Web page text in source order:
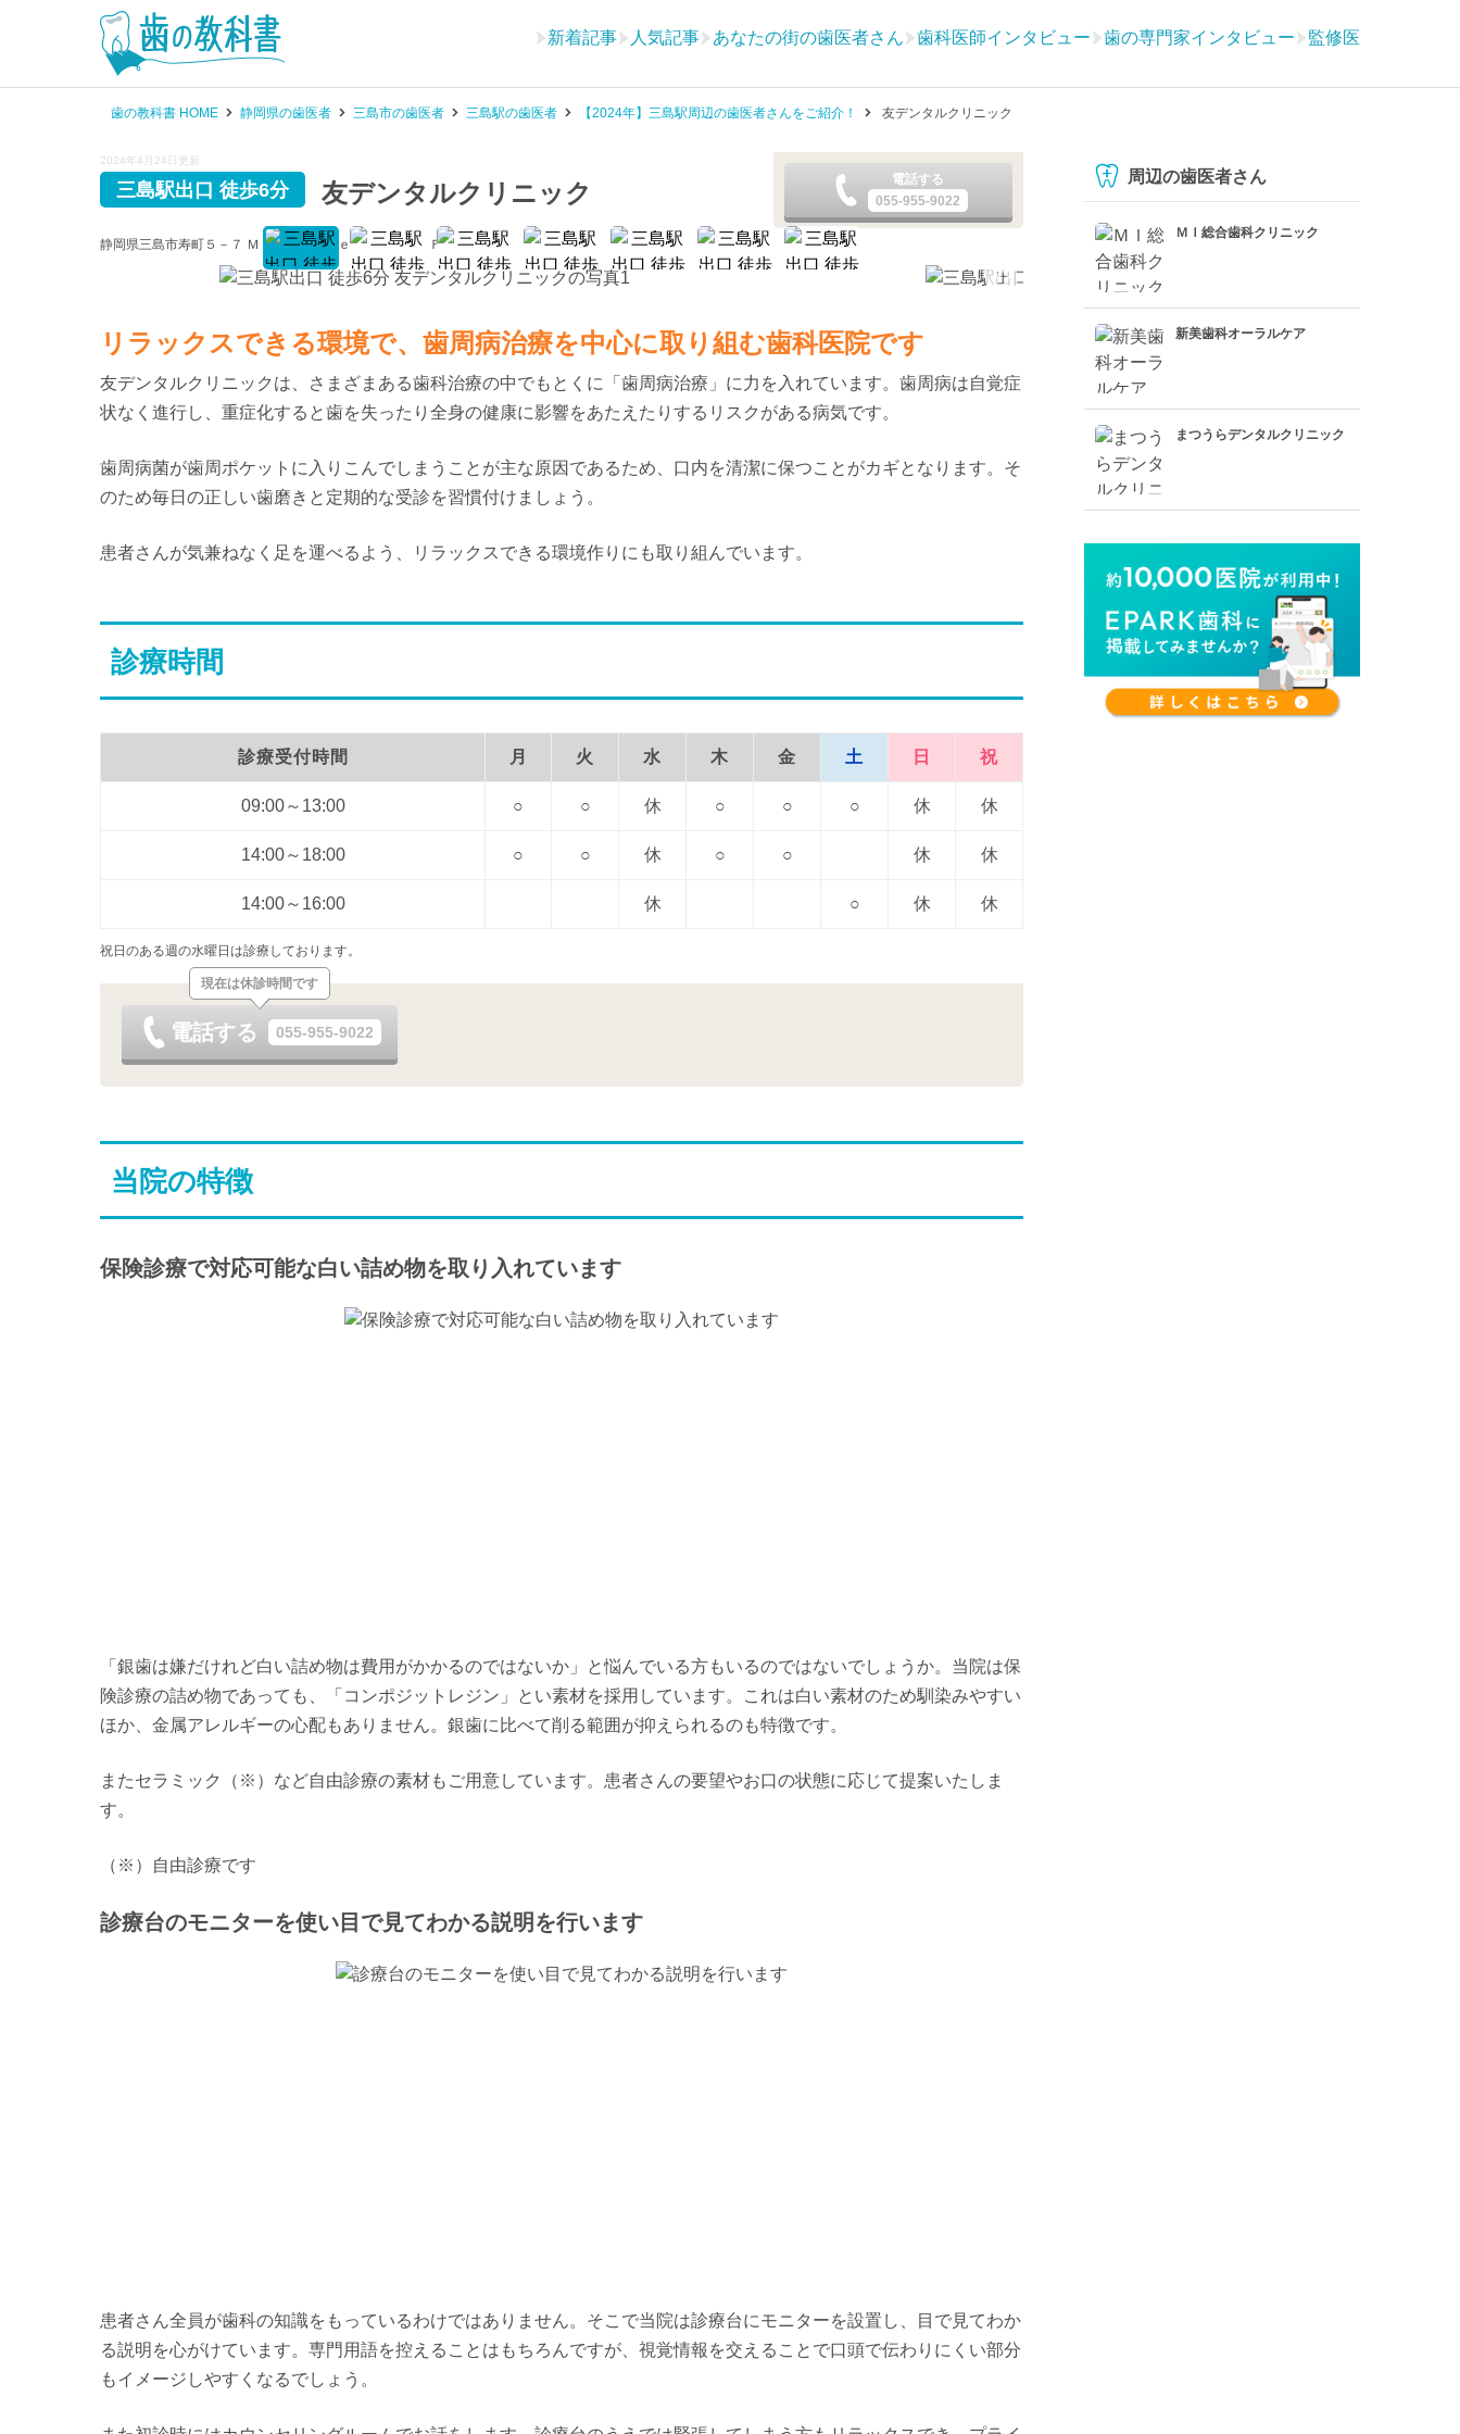
新着記事 人気記事 あなたの街の歯医者さん 歯科医師インタビュー 歯の専門家インタビュー 監修医
歯の教科書 HOME 静岡県の歯医者 三島市の歯医者 三島駅の歯医者 【2024年】三島駅周辺の歯医者さんをご紹介！ 友デンタルクリニック
2024年4月24日更新
友デンタルクリニック
三島駅出口 徒歩6分
静岡県三島市寿町５－７ Ｍ－Ｆ－ＮＥｔｅｒｎｉｔｙ１Ｆ〔 地図〕
電話する
055-955-9022
リラックスできる環境で、歯周病治療を中心に取り組む歯科医院です
友デンタルクリニックは、さまざまある歯科治療の中でもとくに「歯周病治療」に力を入れています。歯周病は自覚症
状なく進行し、重症化すると歯を失ったり全身の健康に影響をあたえたりするリスクがある病気です。
歯周病菌が歯周ポケットに入りこんでしまうことが主な原因であるため、口内を清潔に保つことがカギとなります。そ
のため毎日の正しい歯磨きと定期的な受診を習慣付けましょう。
患者さんが気兼ねなく足を運べるよう、リラックスできる環境作りにも取り組んでいます。
診療時間
診療受付時間 月 火 水 木 金 土 日 祝
09:00～13:00 ○ ○ 休 ○ ○ ○ 休 休
14:00～18:00 ○ ○ 休 ○ ○ 休 休
14:00～16:00 休 ○ 休 休
祝日のある週の水曜日は診療しております。
現在は休診時間です
電話する 055-955-9022
当院の特徴
保険診療で対応可能な白い詰め物を取り入れています
「銀歯は嫌だけれど白い詰め物は費用がかかるのではないか」と悩んでいる方もいるのではないでしょうか。当院は保
険診療の詰め物であっても、「コンポジットレジン」とい素材を採用しています。これは白い素材のため馴染みやすい
ほか、金属アレルギーの心配もありません。銀歯に比べて削る範囲が抑えられるのも特徴です。
またセラミック（※）など自由診療の素材もご用意しています。患者さんの要望やお口の状態に応じて提案いたしま
す。
（※）自由診療です
診療台のモニターを使い目で見てわかる説明を行います
患者さん全員が歯科の知識をもっているわけではありません。そこで当院は診療台にモニターを設置し、目で見てわか
る説明を心がけています。専門用語を控えることはもちろんですが、視覚情報を交えることで口頭で伝わりにくい部分
もイメージしやすくなるでしょう。
周辺の歯医者さん
ＭＩ総合歯科クリニック
新美歯科オーラルケア
まつうらデンタルクリニック